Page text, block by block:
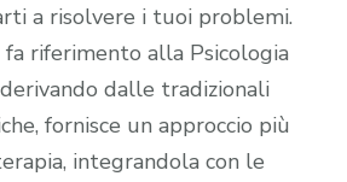
a risolvere i tuoi problemi.
fa riferimento alla Psicologia
dalle tradizionali
fornisce un approccio più
integrandola con le